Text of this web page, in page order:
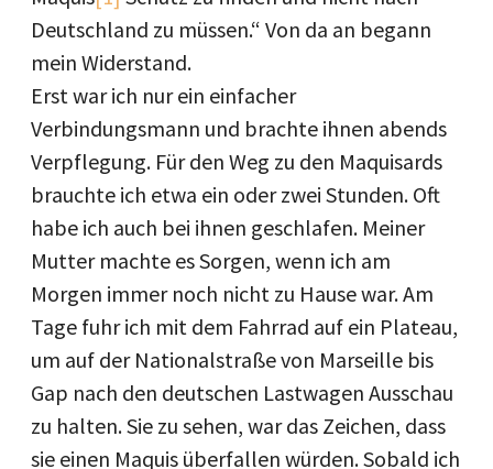
Deutschland zu müssen.“ Von da an begann
mein Widerstand.
Erst war ich nur ein einfacher
Verbindungsmann und brachte ihnen abends
Verpflegung. Für den Weg zu den Maquisards
brauchte ich etwa ein oder zwei Stunden. Oft
habe ich auch bei ihnen geschlafen. Meiner
Mutter machte es Sorgen, wenn ich am
Morgen immer noch nicht zu Hause war. Am
Tage fuhr ich mit dem Fahrrad auf ein Plateau,
um auf der Nationalstraße von Marseille bis
Gap nach den deutschen Lastwagen Ausschau
zu halten. Sie zu sehen, war das Zeichen, dass
sie einen Maquis überfallen würden. Sobald ich